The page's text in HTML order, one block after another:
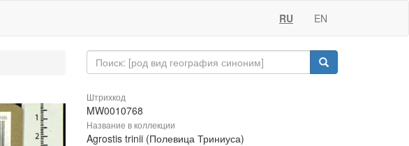
RU EN
Штрихкод
MW0010768
Название в коллекции
Agrostis trinii (Полевица Триниуса)